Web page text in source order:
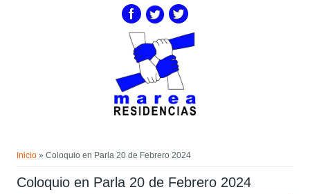
Inicio » Coloquio en Parla 20 de Febrero 2024
Coloquio en Parla 20 de Febrero 2024